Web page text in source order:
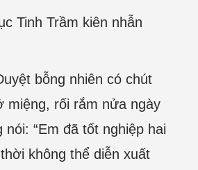
Tinh Trầm kiên nhẫn
bỗng nhiên có chút
miệng, rối rắm nửa ngày
nói: “Em đã tốt nghiệp hai
không thể diễn xuất